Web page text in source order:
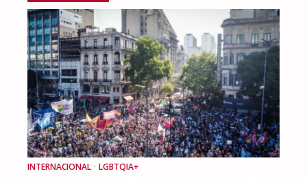
INTERNACIONAL · LGBTQIA+